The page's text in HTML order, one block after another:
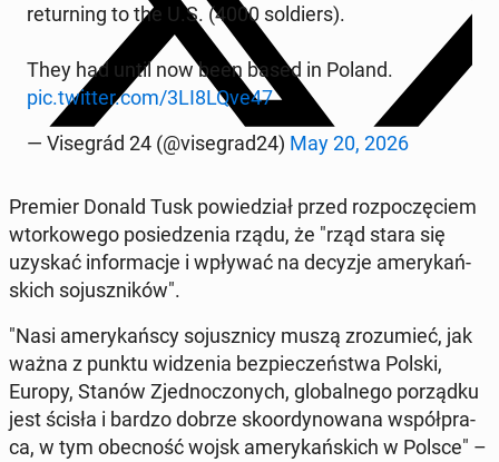
re­tur­ning to the U.S. (4000 sol­diers).
They had until now been based in Poland.
pic.twitter.com/3LI8LQve47
— Vi­se­grád 24 (@vi­se­grad24) May 20, 2026
Premier Donald Tusk po­wie­dział przed roz­po­czę­ciem
wtor­ko­we­go po­sie­dze­nia rządu, że "rząd stara się
uzyskać in­for­ma­cje i wpływać na decyzje ame­ry­kań­
skich so­jusz­ni­ków".
"Nasi ame­ry­kań­scy so­jusz­ni­cy muszą zro­zu­mieć, jak
ważna z punktu wi­dze­nia bez­pie­czeń­stwa Polski,
Europy, Stanów Zjed­no­czo­nych, glo­bal­ne­go po­rząd­ku
jest ścisła i bardzo dobrze sko­or­dy­no­wa­na współ­pra­
ca, w tym obec­ność wojsk ame­ry­kań­skich w Polsce" –